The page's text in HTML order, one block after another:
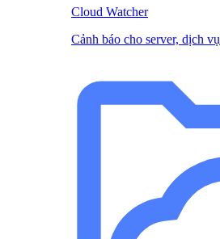
Cloud Watcher
Cảnh báo cho server, dịch vụ